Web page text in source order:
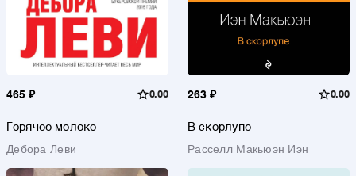
465 ₽ 0.00
Горячее молоко
Дебора Леви
263 ₽ 0.00
В скорлупе
Расселл Макьюэн Иэн